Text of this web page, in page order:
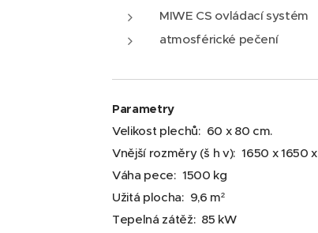
MIWE CS ovládací systém
atmosférické pečení
Parametry
Velikost plechů: 60 x 80 cm.
Vnější rozměry (š h v): 1650 x 1650
Váha pece: 1500 kg
Užitá plocha: 9,6 m²
Tepelná zátěž: 85 kW